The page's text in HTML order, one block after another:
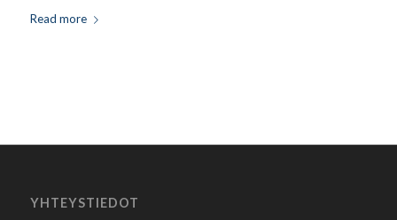
Read more
YHTEYSTIEDOT